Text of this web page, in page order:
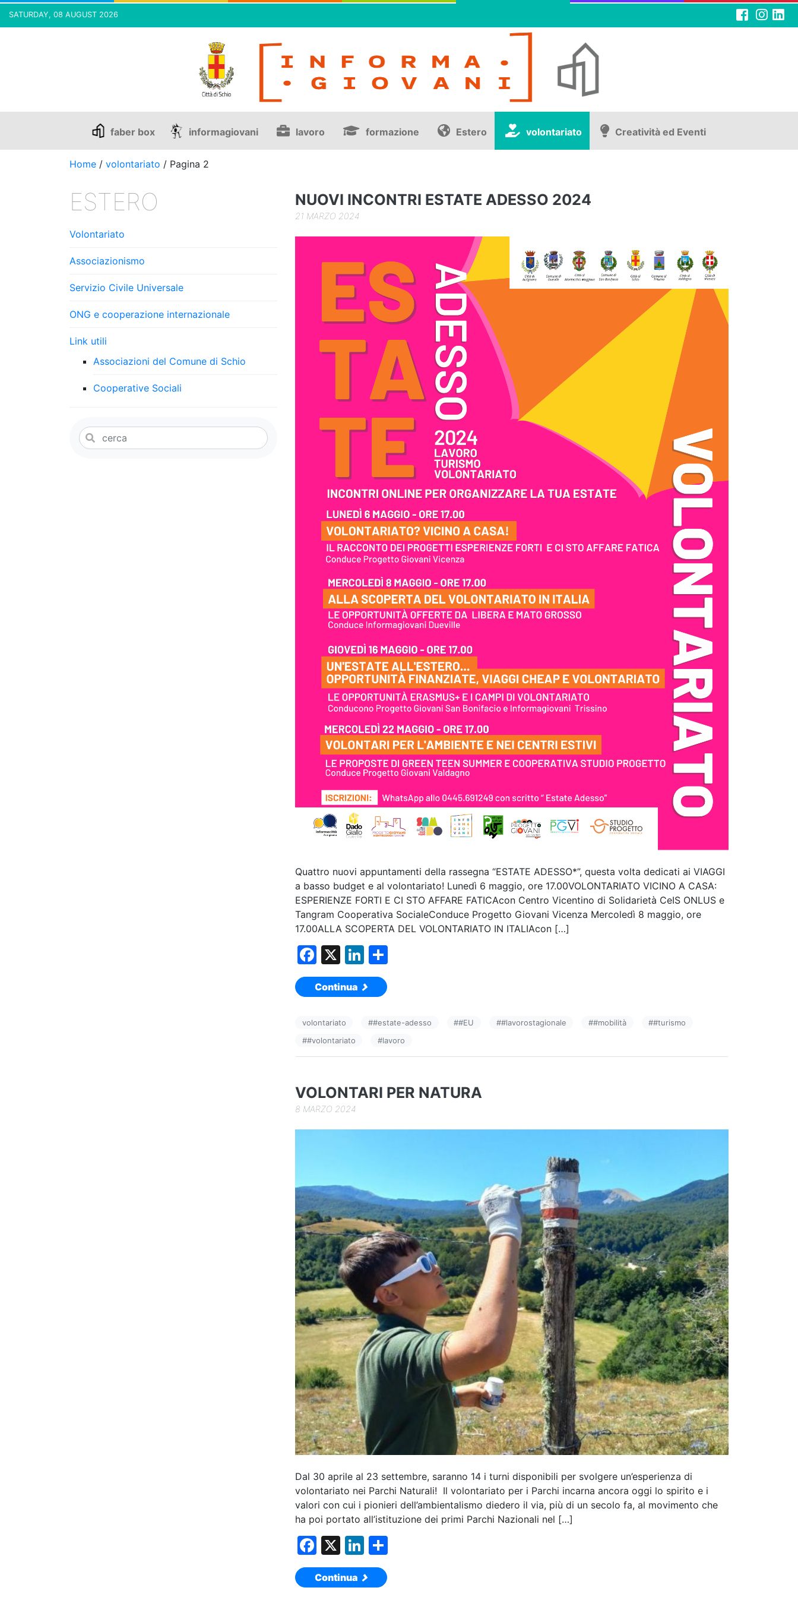
SATURDAY, 08 AUGUST 2026
faber box informagiovani lavoro formazione Estero volontariato Creatività ed Eventi
Home / volontariato / Pagina 2
NUOVI INCONTRI ESTATE ADESSO 2024
21 MARZO 2024
Quattro nuovi appuntamenti della rassegna “ESTATE ADESSO*”, questa volta dedicati ai VIAGGI
a basso budget e al volontariato! Lunedì 6 maggio, ore 17.00VOLONTARIATO VICINO A CASA:
ESPERIENZE FORTI E CI STO AFFARE FATICAcon Centro Vicentino di Solidarietà CeIS ONLUS e
Tangram Cooperativa SocialeConduce Progetto Giovani Vicenza Mercoledì 8 maggio, ore
17.00ALLA SCOPERTA DEL VOLONTARIATO IN ITALIAcon […]
F
a
c
b
o
k
X
Li
n
k
dI vi
di
Continua
volontariato ##estate-adesso ##EU ##lavorostagionale ##mobilità ##turismo
##volontariato #lavoro
VOLONTARI PER NATURA
8 MARZO 2024
Dal 30 aprile al 23 settembre, saranno 14 i turni disponibili per svolgere un’esperienza di
volontariato nei Parchi Naturali! Il volontariato per i Parchi incarna ancora oggi lo spirito e i
valori con cui i pionieri dell’ambientalismo diedero il via, più di un secolo fa, al movimento che
ha poi portato all’istituzione dei primi Parchi Nazionali nel […]
F
a
c
X
Li
n
k
Continua
ESTERO
Volontariato
Associazionismo
Servizio Civile Universale
ONG e cooperazione internazionale
Link utili
Associazioni del Comune di Schio
Cooperative Sociali